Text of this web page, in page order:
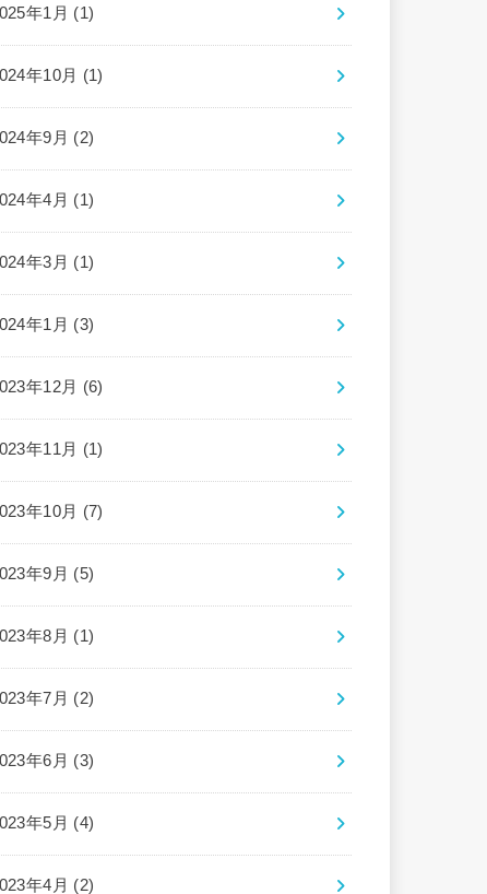
年1月 (1)
年10月 (1)
年9月 (2)
年4月 (1)
年3月 (1)
年1月 (3)
年12月 (6)
年11月 (1)
年10月 (7)
年9月 (5)
年8月 (1)
年7月 (2)
年6月 (3)
年5月 (4)
年4月 (2)